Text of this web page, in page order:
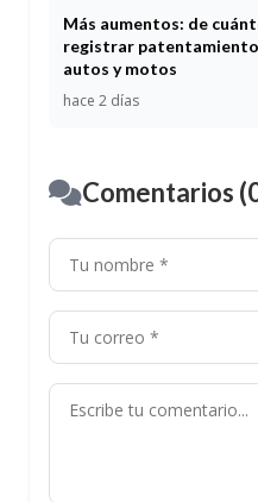
Más aumentos: de
registrar
autos y motos
hace 2 días
Comentarios